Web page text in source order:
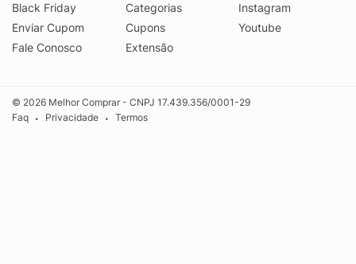
Black Friday
Enviar Cupom
Fale Conosco
Categorias
Cupons
Extensão
Instagram
Youtube
© 2026 Melhor Comprar - CNPJ 17.439.356/0001-29
Faq
• Privacidade • Termos